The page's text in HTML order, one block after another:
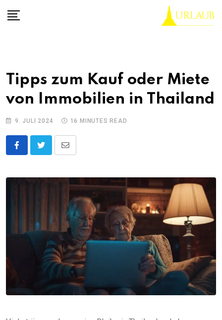
Tipps zum Kauf oder Miete
von Immobilien in Thailand
9. JULI 2024 16 MINUTES READ
Share
Email